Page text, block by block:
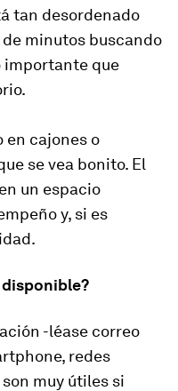
tan desordenado
minutos buscando
importante que
en cajones o
se vea bonito. El
un espacio
y, si es
disponible?
-léase correo
redes
muy útiles si